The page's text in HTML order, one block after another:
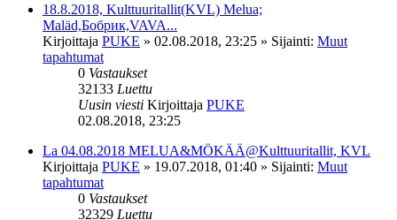
18.8.2018, Kulttuuritallit(KVL) Melua;
Maläd,Бобрик,VAVA...
Kirjoittaja PUKE » 02.08.2018, 23:25 » Sijainti: Muut
tapahtumat
0 Vastaukset
32133 Luettu
Uusin viesti Kirjoittaja PUKE
02.08.2018, 23:25
La 04.08.2018 MELUA&MÖKÄÄ@Kulttuuritallit, KVL
Kirjoittaja PUKE » 19.07.2018, 01:40 » Sijainti: Muut
tapahtumat
0 Vastaukset
32329 Luettu